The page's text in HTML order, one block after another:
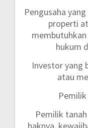
Pengusaha
properti
hukum
Investor yang
atau
Pemilik
haknya,